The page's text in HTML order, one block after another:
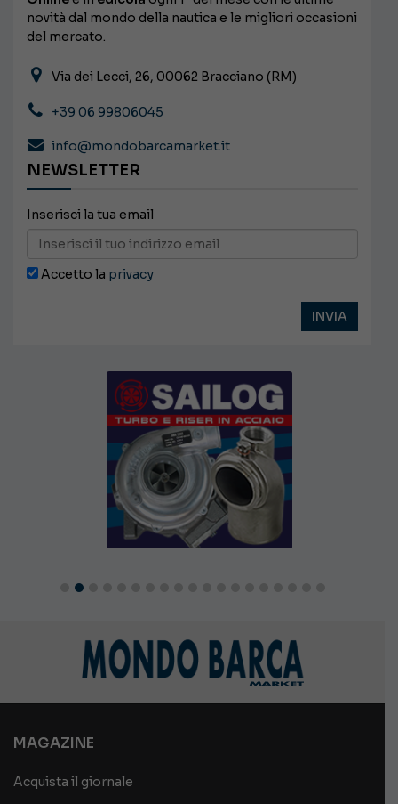
novità dal mondo della nautica e le migliori occasioni
del mercato.
Via dei Lecci, 26, 00062 Bracciano (RM)
+39 06 99806045
info@mondobarcamarket.it
NEWSLETTER
Inserisci la tua email
Accetto la privacy
MAGAZINE
Acquista il giornale